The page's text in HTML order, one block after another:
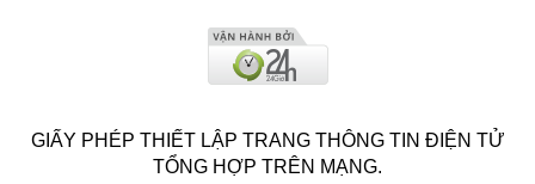
GIẤY PHÉP THIẾT LẬP TRANG THÔNG TIN ĐIỆN TỬ
TỔNG HỢP TRÊN MẠNG.